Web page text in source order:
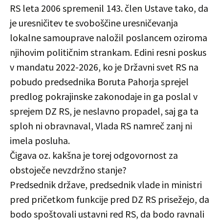
RS leta 2006 spremenil 143. člen Ustave tako, da
je uresničitev te svoboščine uresničevanja
lokalne samouprave naložil poslancem oziroma
njihovim političnim strankam. Edini resni poskus
v mandatu 2022-2026, ko je Državni svet RS na
pobudo predsednika Boruta Pahorja sprejel
predlog pokrajinske zakonodaje in ga poslal v
sprejem DZ RS, je neslavno propadel, saj ga ta
sploh ni obravnaval, Vlada RS namreč zanj ni
imela posluha.
Čigava oz. kakšna je torej odgovornost za
obstoječe nevzdržno stanje?
Predsednik države, predsednik vlade in ministri
pred pričetkom funkcije pred DZ RS prisežejo, da
bodo spoštovali ustavni red RS, da bodo ravnali